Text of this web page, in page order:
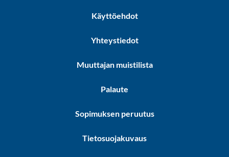
Käyttöehdot
Yhteystiedot
Muuttajan muistilista
Palaute
Sopimuksen peruutus
Tietosuojakuvaus